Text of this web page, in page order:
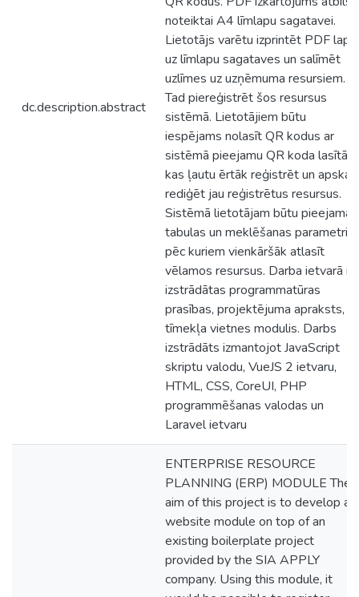
dc.description.abstract
noteiktai A4 līmlapu sagatavei.
Lietotājs varētu izprintēt PDF lapu
uz līmlapu sagataves un salīmēt
uzlīmes uz uzņēmuma resursiem.
Tad piereģistrēt šos resursus
sistēmā. Lietotājiem būtu
iespējams nolasīt QR kodus ar
sistēmā pieejamu QR koda lasītāju,
kas ļautu ērtāk reģistrēt un
rediģēt jau reģistrētus resursus.
Sistēmā lietotājam būtu pieejamas
tabulas un meklēšanas parametri
pēc kuriem vienkāršāk atlasīt
vēlamos resursus. Darba ietvarā ir
izstrādātas programmatūras
prasības, projektējuma apraksts,
tīmekļa vietnes modulis. Darbs
izstrādāts izmantojot JavaScript
skriptu valodu, VueJS 2 ietvaru,
HTML, CSS, CoreUI, PHP
programmēšanas valodas un
Laravel ietvaru
ENTERPRISE RESOURCE
PLANNING (ERP) MODULE The
aim of this project is to develop a
website module on top of an
existing boilerplate project
provided by the SIA APPLY
company. Using this module, it